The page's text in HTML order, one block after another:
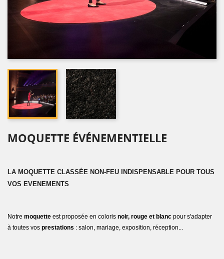
MOQUETTE ÉVÉNEMENTIELLE
LA MOQUETTE CLASSÉE NON-FEU INDISPENSABLE POUR TOUS
VOS EVENEMENTS
Notre moquette est proposée en coloris noir, rouge et blanc pour s'adapter
à toutes vos prestations : salon, mariage, exposition, réception...